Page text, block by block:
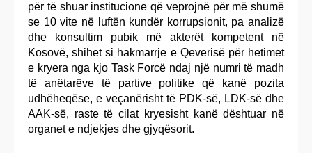
për të shuar institucione që veprojnë për më shumë
se 10 vite në luftën kundër korrupsionit, pa analizë
dhe konsultim pubik më akterët kompetent në
Kosovë, shihet si hakmarrje e Qeverisë për hetimet
e kryera nga kjo Task Forcë ndaj një numri të madh
të anëtarëve të partive politike që kanë pozita
udhëheqëse, e veçanërisht të PDK-së, LDK-së dhe
AAK-së, raste të cilat kryesisht kanë dështuar në
organet e ndjekjes dhe gjyqësorit.